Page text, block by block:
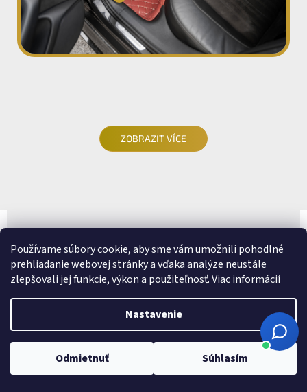
Používame súbory cookie, aby sme vám umožnili pohodlné
prehliadanie webovej stránky a vďaka analýze neustále
zlepšovali jej funkcie, výkon a použiteľnosť.Viac informácií
Nastavenie
Odmietnuť Súhlasím
ZOBRAZIT VÍCE
ČO OBSAHUJE BALENIE ?
LUXUSNÉ AUTOKOBERCE VYROBENÉ NA
MIERU VÁŠHO VOZIDLA